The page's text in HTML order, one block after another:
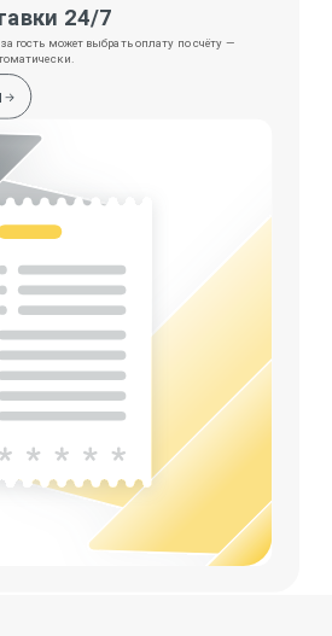
24/7
гость может выбрать оплату по счёту —